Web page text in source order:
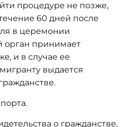
процедуре не позже,
60 дней после
в церемонии
принимает
и в случае ее
выдается
о гражданстве,